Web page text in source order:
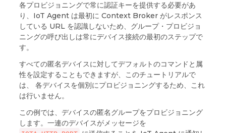
各プロビジョニングで常に認証キーを提供する必要があ
り、IoT Agent は最初に Context Broker がレスポンス
している URL を認識しないため、グループ・プロビジョ
ニングの呼び出しは常にデバイス接続の最初のステップで
す。
すべての匿名デバイスに対してデフォルトのコマンドと属
性を設定することもできますが、このチュートリアルで
は、 各デバイスを個別にプロビジョニングするため、これ
は行いません。
この例では、デバイスの匿名グループをプロビジョニング
します。一連のデバイスがメッセージを